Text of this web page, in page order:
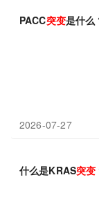
PACC突变是什么
2026-07-27
什么是KRAS突变